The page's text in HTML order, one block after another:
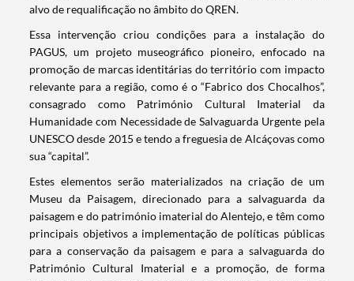
alvo de requalificação no âmbito do QREN.
Essa intervenção criou condições para a instalação do
PAGUS, um projeto museográfico pioneiro, enfocado na
promoção de marcas identitárias do território com impacto
relevante para a região, como é o “Fabrico dos Chocalhos”,
consagrado como Património Cultural Imaterial da
Humanidade com Necessidade de Salvaguarda Urgente pela
UNESCO desde 2015 e tendo a freguesia de Alcáçovas como
sua “capital”.
Estes elementos serão materializados na criação de um
Museu da Paisagem, direcionado para a salvaguarda da
paisagem e do património imaterial do Alentejo, e têm como
principais objetivos a implementação de políticas públicas
para a conservação da paisagem e para a salvaguarda do
Património Cultural Imaterial e a promoção, de forma